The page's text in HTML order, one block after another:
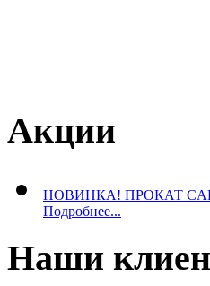
Акции
НОВИНКА! ПРОКАТ
Подробнее...
Наши